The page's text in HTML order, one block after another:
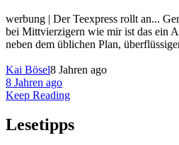
werbung | Der Teexpress rollt an...
bei Mittvierzigern wie mir ist das ein
neben dem üblichen Plan,
Kai Bösel8 Jahren ago
8 Jahren ago
Keep Reading
Lesetipps